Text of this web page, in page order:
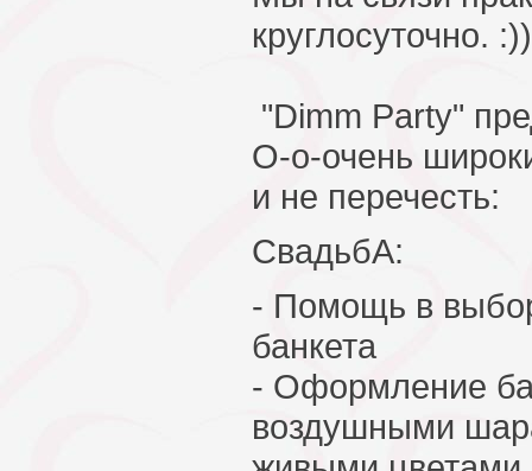
круглосуточно. :))
"Dimm Party"
О-о-очень
и не перечесть:
СвадьбА:
- Помощь в
банкета
- Оформление
воздушными